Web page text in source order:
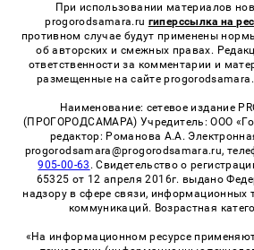
При использовании материалов
progorodsamara.ru гиперссылка на
противном случае будут применены
об авторских и смежных правах.
ответственности за комментарии и
размещенные на сайте
Наименование: сетевое издание
(ПРОГОРОДСАМАРА) Учредитель: ООО
редактор: Романова А.А.
progorodsamara@progorodsamara.ru,
905-00-63 . Свидетельство о
65325 от 12 апреля 2016г. выдано
надзору в сфере связи, информационных
коммуникаций. Возрастная
«На информационном ресурсе